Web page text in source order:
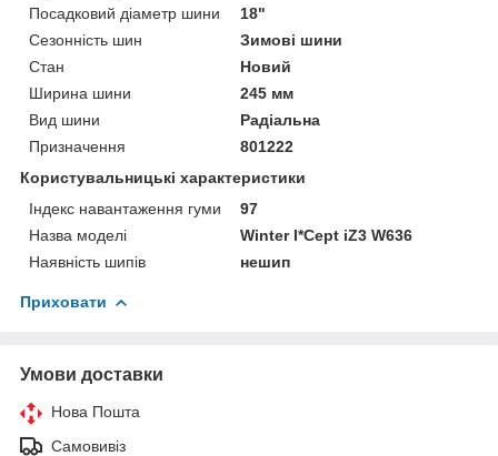
Посадковий діаметр шини
18"
Сезонність шин
Зимові шини
Стан
Новий
Ширина шини
245 мм
Вид шини
Радіальна
Призначення
801222
Користувальницькі характеристики
Індекс навантаження гуми
97
Назва моделі
Winter I*Cept iZ3 W636
Наявність шипів
нешип
Приховати
Умови доставки
Нова Пошта
Самовивіз